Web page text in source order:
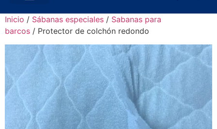
Inicio / Sábanas especiales / Sabanas para
barcos / Protector de colchón redondo